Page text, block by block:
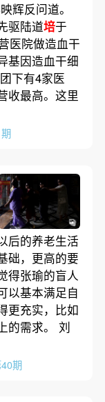
辉反问道。
驱陆道培于
医院做造血干
基因造血干细
下有4家医
收最高。这里
后的养老生活
础，更高的要
得张瑜的盲人
以基本满足自
更充实，比如
的需求。 刘
期